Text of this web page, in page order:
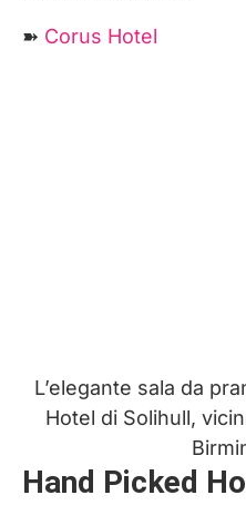
➽ Corus Hotel
L’elegante sala da
Hotel di Solihull,
Hand Picked